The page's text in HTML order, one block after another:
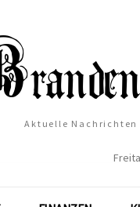
Aktuelle Nachrichten